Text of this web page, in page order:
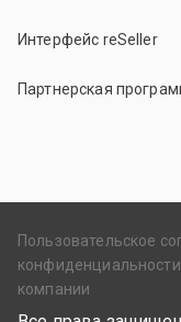
Интерфейс reSeller
Партнерская
Пользовательское
конфиденциальности
компании